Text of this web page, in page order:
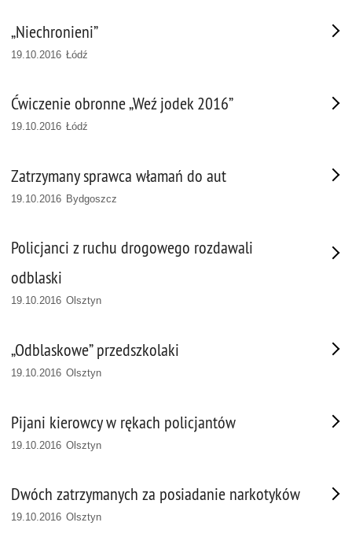
„Niechronieni”
19.10.2016 Łódź
Ćwiczenie obronne „Weź jodek 2016”
19.10.2016 Łódź
Zatrzymany sprawca włamań do aut
19.10.2016 Bydgoszcz
Policjanci z ruchu drogowego rozdawali
odblaski
19.10.2016 Olsztyn
„Odblaskowe” przedszkolaki
19.10.2016 Olsztyn
Pijani kierowcy w rękach policjantów
19.10.2016 Olsztyn
Dwóch zatrzymanych za posiadanie narkotyków
19.10.2016 Olsztyn